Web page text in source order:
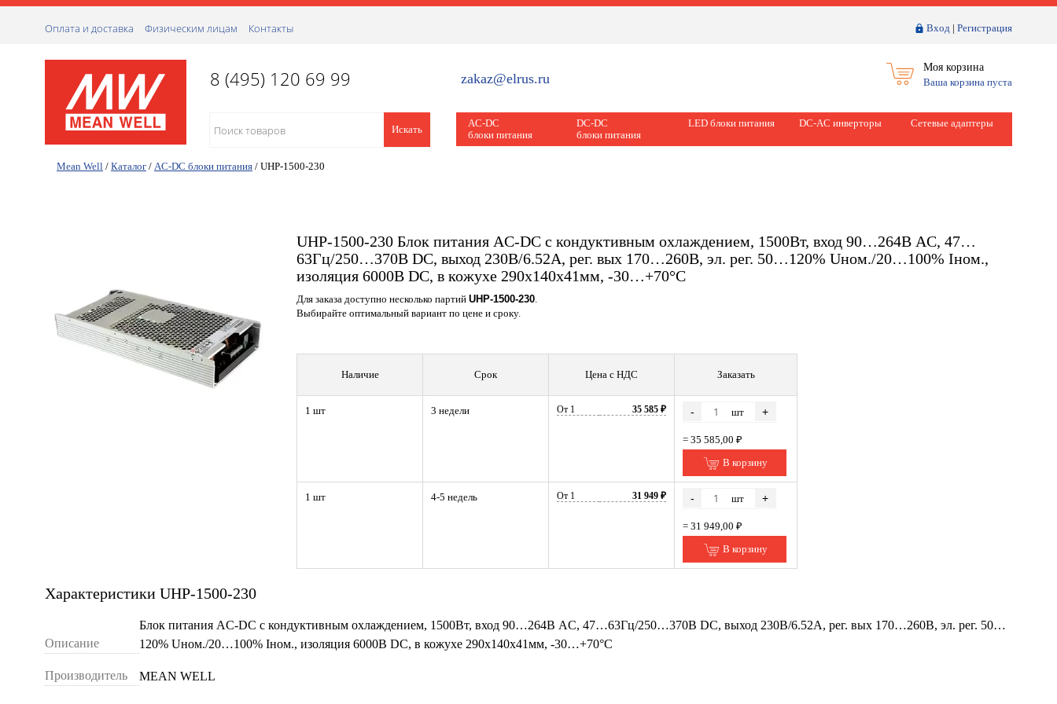
Вход | Регистрация
Оплата и доставка Физическим лицам Контакты
8 (495) 120 69 99 zakaz@elrus.ru
Моя корзина
Ваша корзина пуста
Искать
AC-DC
блоки питания
DC-DC
блоки питания
LED блоки питания DC-AC инверторы Сетевые адаптеры
Mean Well / Каталог / AC-DC блоки питания / UHP-1500-230
UHP-1500-230 Блок питания AC-DC с кондуктивным охлаждением, 1500Вт, вход 90…264В AC, 47…
63Гц/250…370В DC, выход 230В/6.52A, рег. вых 170…260В, эл. рег. 50…120% Uном./20…100% Iном.,
изоляция 6000В DC, в кожухе 290х140х41мм, -30…+70°С
Для заказа доступно несколько партий UHP-1500-230
Выбирайте оптимальный вариант по цене и сроку.
Наличие Срок Цена с НДС Заказать
1 шт 3 недели От 1 35 585 ₽ - шт +
= 35 585,00 ₽
В корзину
1 шт 4-5 недель От 1 31 949 ₽ - шт +
= 31 949,00 ₽
В корзину
Характеристики UHP-1500-230
Описание
Блок питания AC-DC с кондуктивным охлаждением, 1500Вт, вход 90…264В AC, 47…63Гц/250…370В DC, выход 230В/6.52A, рег. вых 170…260В, эл. рег. 50…
120% Uном./20…100% Iном., изоляция 6000В DC, в кожухе 290х140х41мм, -30…+70°С
Производитель MEAN WELL